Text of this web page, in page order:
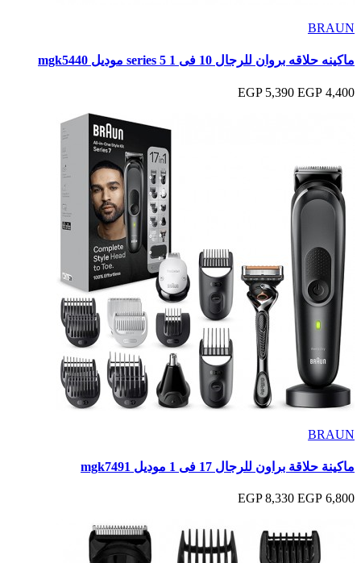
BRAUN
ماكينه حلاقه بروان للرجال 10 فى 1 series 5 موديل mgk5440
4,400 EGP
5,390 EGP
BRAUN
ماكينة حلاقة براون للرجال 17 فى 1 موديل mgk7491
6,800 EGP
8,330 EGP